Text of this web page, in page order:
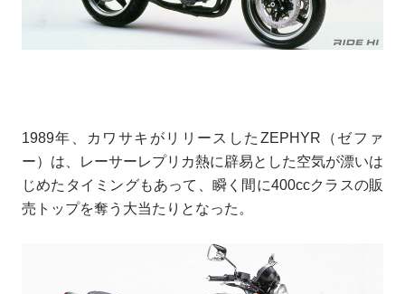
1989年、カワサキがリリースしたZEPHYR（ゼファ
ー）は、レーサーレプリカ熱に辟易とした空気が漂いは
じめたタイミングもあって、瞬く間に400ccクラスの販
売トップを奪う大当たりとなった。